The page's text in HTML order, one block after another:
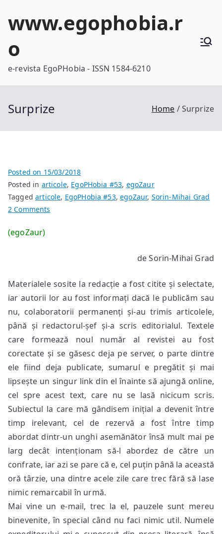
www.egophobia.r
o
e-revista EgoPHobia - ISSN 1584-6210
Surprize Home Surprize
Posted on 15/03/2018
Posted in articole, EgoPHobia #53, egoZaur
Taggedarticole, EgoPHobia #53,egoZaur, Sorin-Mihai Grad
2 Comments
(egoZaur)
de Sorin-Mihai Grad
Materialele sosite la redacție a fost citite și selectate,
iar autorii lor au fost informați dacă le publicăm sau
nu, colaboratorii permanenți și-au trimis articolele,
până și redactorul-șef și-a scris editorialul. Textele
care formează noul număr al revistei au fost
corectate și se găsesc deja pe server, o parte dintre
ele fiind deja publicate, sumarul e pregătit și mai
lipsește un singur link din el înainte să ajungă online,
cel spre acest text, care nu se lasă nicicum scris.
Subiectul la care mă gândisem inițial a devenit între
timp irelevant, cel de rezervă a fost între timp
abordat dintr-un unghi asemănător însă mult mai pe
larg decât intenționam să-l abordez de către un
confrate, iar azi se pare că e, cel puțin până la această
oră târzie, una dintre acele zile care trec fără să lase
nimic remarcabil în urmă.
Mai vine un e-mail, trec la el, pauzele sunt mereu
binevenite, în special când nu faci nimic util. Numele